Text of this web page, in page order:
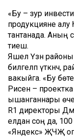
«Бу – зур
продукцияне алу
тантанада. Аның
тиеш.
Яшел Үзән
билгеләп
вакыйга. «Бу
Рәисенә –
ышанганнары
R1 директоры
елдан соң да,
«Яндекс» ҖЧҖ